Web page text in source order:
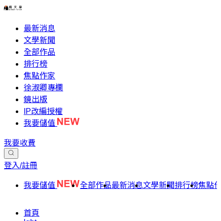
最新消息
文學新聞
全部作品
排行榜
焦點作家
徐淑卿專欄
鏡出版
IP改編授權
我要儲值
我要收費
登入/註冊
我要儲值 全部作品最新消息文學新聞排行榜焦點
首頁